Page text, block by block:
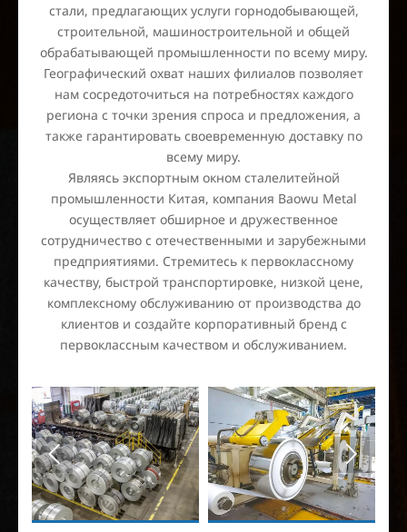
стали, предлагающих услуги горнодобывающей,
строительной, машиностроительной и общей
обрабатывающей промышленности по всему миру.
Географический охват наших филиалов позволяет
нам сосредоточиться на потребностях каждого
региона с точки зрения спроса и предложения, а
также гарантировать своевременную доставку по
всему миру.
Являясь экспортным окном сталелитейной
промышленности Китая, компания Baowu Metal
осуществляет обширное и дружественное
сотрудничество с отечественными и зарубежными
предприятиями. Стремитесь к первоклассному
качеству, быстрой транспортировке, низкой цене,
комплексному обслуживанию от производства до
клиентов и создайте корпоративный бренд с
первоклассным качеством и обслуживанием.
 